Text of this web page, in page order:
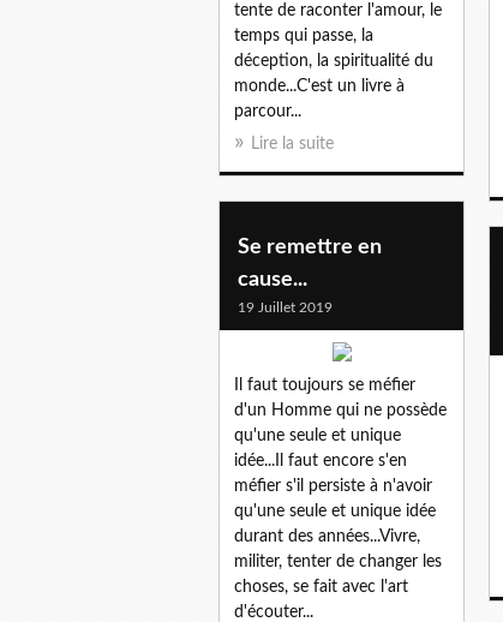
tente de raconter l'amour, le
temps qui passe, la
déception, la spiritualité du
monde...C'est un livre à
parcour...
Lire la suite
Se remettre en
cause...
19 Juillet 2019
Il faut toujours se méfier
d'un Homme qui ne possède
qu'une seule et unique
idée...Il faut encore s'en
méfier s'il persiste à n'avoir
qu'une seule et unique idée
durant des années...Vivre,
militer, tenter de changer les
choses, se fait avec l'art
d'écouter...